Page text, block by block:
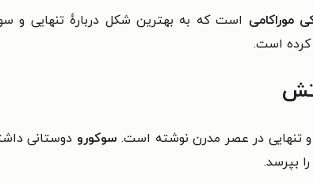
موراکامی است که به بهترین شکل دربارهٔ تنهایی و
کرده است.
و تنهایی در عصر مدرن نوشته است. سوکورو
بپرسد.